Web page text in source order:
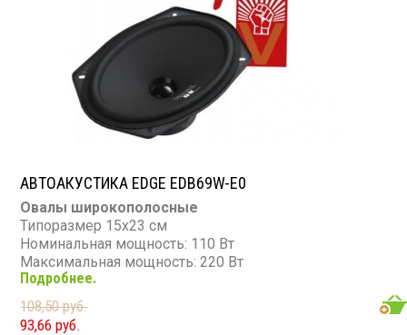
АВТОАКУСТИКА EDGE EDB69W-E0
Овалы широкополосные
Типоразмер 15х23 см
Номинальная мощность: 110 Вт
Максимальная мощность: 220 Вт
Диапазон частот: 70 - 13 000 Гц
Чувствительность: 94 дБ
Сопротивление: 4 Ом
Подробнее.
108,50 руб.
93,66 руб.